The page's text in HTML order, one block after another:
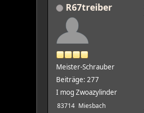
R67treiber
Meister-Schrauber
Beiträge: 277
I mog Zwoazylinder
83714 Miesbach